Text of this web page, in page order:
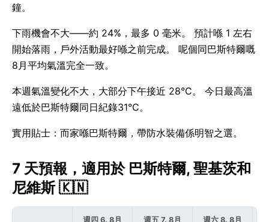
鐘。
下雨機會不大——約 24%，最多 0 毫米。 預計喺 1 左右
開始落雨，戶外活動最好喺之前完成。 呢個同巴斯特爾嘅
8月平均氣溫完全一致。
本週氣溫變化不大，大部分下午接近 28°C。 今日最高溫
遠低於巴斯特爾同日紀錄31°C。
實用貼士：而家喺巴斯特爾，帶防水裝備係明智之選。
7 天預報，適用於 巴斯特爾, 聖基茨和
尼維斯 🇰🇳
週四 6. 8月 週五 7. 8月 週六 8. 8月